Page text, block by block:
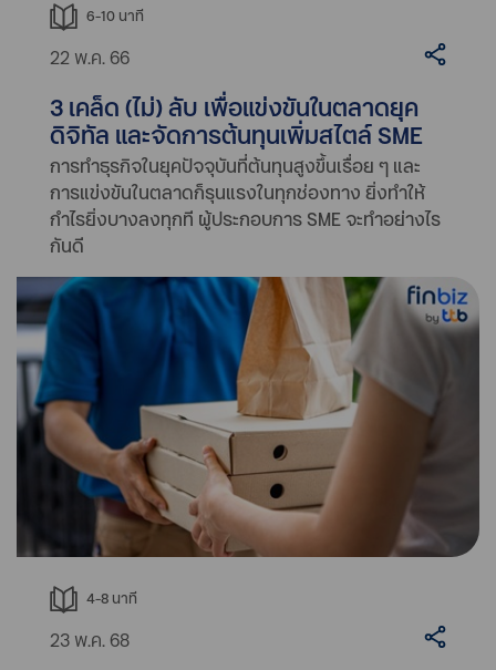
6-10 นาที
22 พ.ค. 66
3 เคล็ด (ไม่) ลับ เพื่อแข่งขันในตลาดยุค
ดิจิทัล และจัดการต้นทุนเพิ่มสไตล์ SME
การทำธุรกิจในยุคปัจจุบันที่ต้นทุนสูงขึ้นเรื่อย ๆ และ
การแข่งขันในตลาดก็รุนแรงในทุกช่องทาง ยิ่งทำให้
กำไรยิ่งบางลงทุกที ผู้ประกอบการ SME จะทำอย่างไร
กันดี
4-8 นาที
23 พ.ค. 68